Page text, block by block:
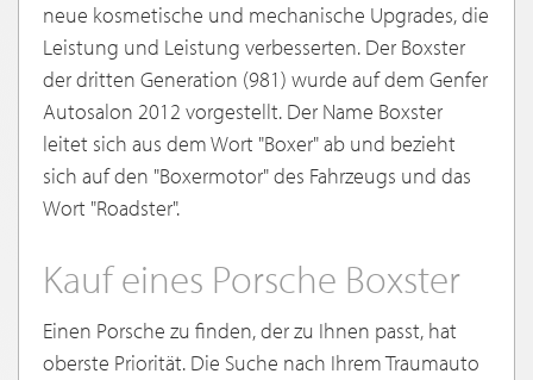
neue kosmetische und mechanische Upgrades, die
Leistung und Leistung verbesserten. Der Boxster
der dritten Generation (981) wurde auf dem Genfer
Autosalon 2012 vorgestellt. Der Name Boxster
leitet sich aus dem Wort "Boxer" ab und bezieht
sich auf den "Boxermotor" des Fahrzeugs und das
Wort "Roadster".
Kauf eines Porsche Boxster
Einen Porsche zu finden, der zu Ihnen passt, hat
oberste Priorität. Die Suche nach Ihrem Traumauto